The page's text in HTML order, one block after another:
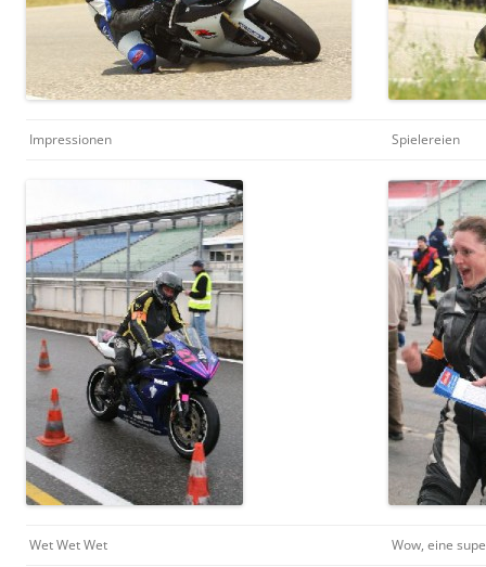
Impressionen Spielereien
Wet Wet Wet Wow, eine